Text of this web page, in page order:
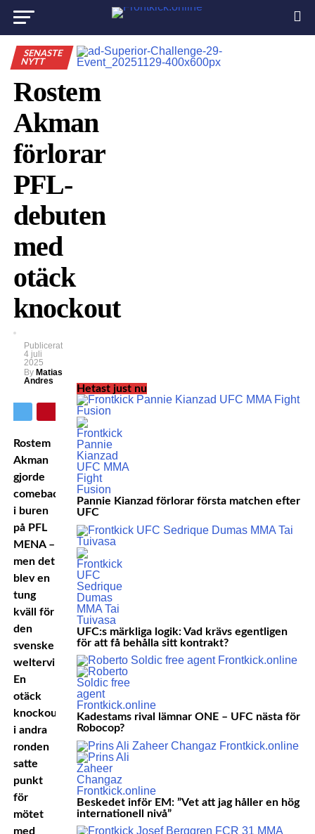
SENASTE
NYTT
Rostem
Akman
förlorar
PFL-
debuten
med
otäck
knockout
Publicerat
4 juli
2025
By Matias
Andres
Rostem
Akman
gjorde
comeback
i buren
på PFL
MENA –
men det
blev en
tung
kväll för
den
svenske
welterviktaren.
En
otäck
knockout
i andra
ronden
satte
punkt
för
mötet
med
Hetast just nu
Pannie Kianzad förlorar första matchen efter
UFC
UFC:s märkliga logik: Vad krävs egentligen
för att få behålla sitt kontrakt?
Kadestams rival lämnar ONE – UFC nästa för
Robocop?
Beskedet inför EM: ”Vet att jag håller en hög
internationell nivå”